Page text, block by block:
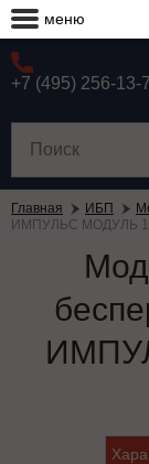
меню
+7 (495) 256-13-
Главная ИБП
ИМПУЛЬС МОДУЛЬ